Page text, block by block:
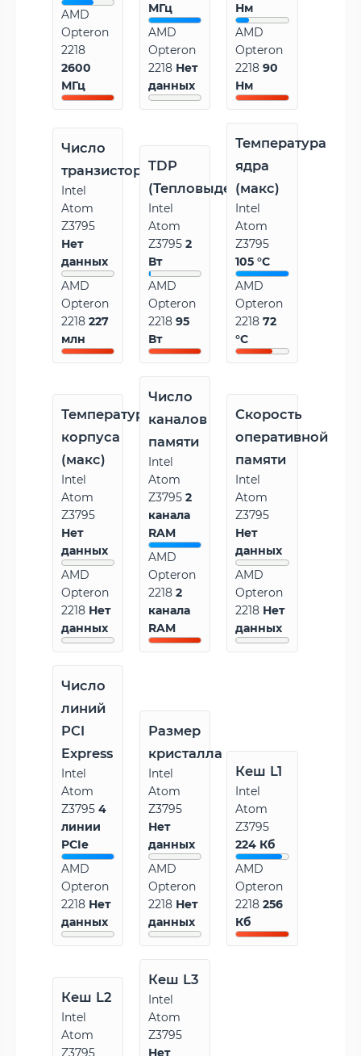
AMD
Opteron
2218
2600
МГц
МГц
AMD
Opteron
2218 Нет
данных
Нм
AMD
Opteron
221890
Нм
Число
транзисторов
Intel
Atom
Z3795
Нет
данных
AMD
Opteron
2218 227
млн
TDP
(Тепловыделение)
Intel
Atom
Z37952
Вт
AMD
Opteron
221895
Вт
Температура
ядра
(макс)
Intel
Atom
Z3795
105 °C
AMD
Opteron
221872
°C
Температура
корпуса
(макс)
Intel
Atom
Z3795
Нет
данных
AMD
Opteron
2218 Нет
данных
Число
каналов
памяти
Intel
Atom
Z37952
канала
RAM
AMD
Opteron
22182
канала
RAM
Скорость
оперативной
памяти
Intel
Atom
Z3795
Нет
данных
AMD
Opteron
2218 Нет
данных
Число
линий
PCI
Express
Intel
Atom
Z3795 4
линии
PCIe
AMD
Opteron
2218 Нет
данных
Размер
кристалла
Intel
Atom
Z3795
Нет
данных
AMD
Opteron
2218 Нет
данных
Кеш L1
Intel
Atom
Z3795
224 Кб
AMD
Opteron
2218256
Кб
Кеш L2
Intel
Atom
Z3795
Кеш L3
Intel
Atom
Z3795
Нет